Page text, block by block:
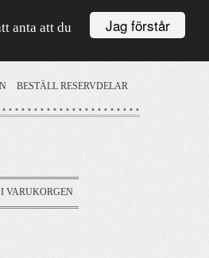
Jag förstår
anta att du
BESTÄLL RESERVDELAR
VARUKORGEN